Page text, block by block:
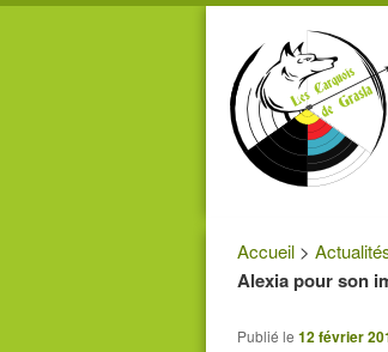
Accueil >
Alexia pour son
Publié le 12 février